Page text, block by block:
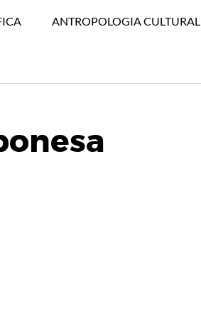
ANTROPOLOGIA CULTURAL